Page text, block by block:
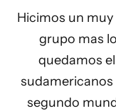
Hicimos un
grupo mas
quedamos
sudamericanos
segundo